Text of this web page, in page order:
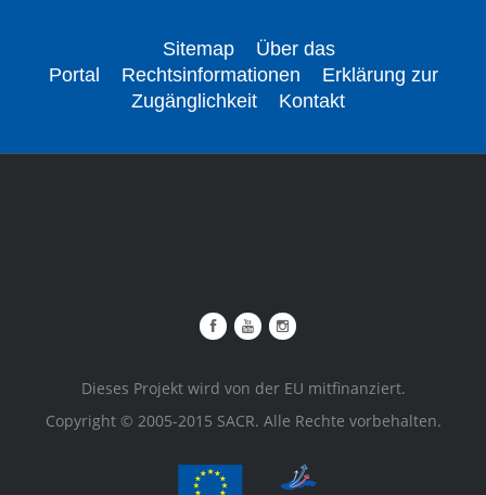
Sitemap
Über das
Portal
Rechtsinformationen
Erklärung zur
Zugänglichkeit
Kontakt
Dieses Projekt wird von der EU mitfinanziert.
Copyright © 2005-2015 SACR. Alle Rechte vorbehalten.